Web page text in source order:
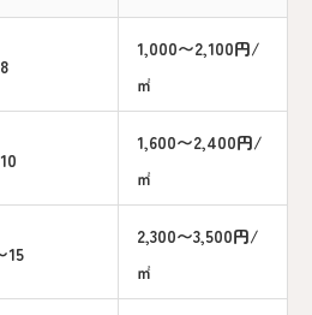
1,000〜2,100円/
㎡
1,600〜2,400円/
㎡
15
2,300〜3,500円/
㎡